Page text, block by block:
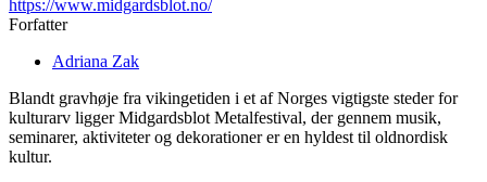
https://www.midgardsblot.no/
Forfatter
Adriana Zak
Blandt gravhøje fra vikingetiden i et af Norges vigtigste steder for
kulturarv ligger Midgardsblot Metalfestival, der gennem musik,
seminarer, aktiviteter og dekorationer er en hyldest til oldnordisk
kultur.